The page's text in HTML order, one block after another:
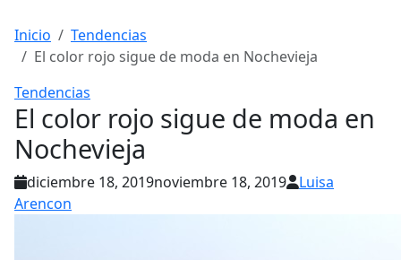
Inicio
Tendencias
El color rojo sigue de moda en Nochevieja
Tendencias
El color rojo sigue de moda en
Nochevieja
diciembre 18, 2019noviembre 18, 2019
Luisa
Arencon